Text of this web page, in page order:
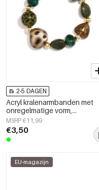
2-5 DAGEN
Acryl kralenarmbanden met
onregelmatige vorm,
eenvoudige, alledaagse serie,
damessieraden
MSRP €11,99
€3,50
EU-magazijn